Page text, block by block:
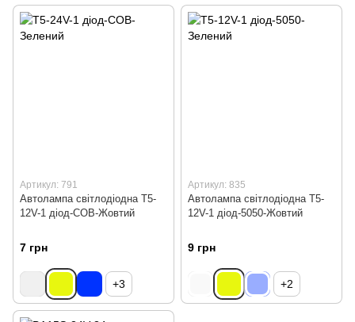
Артикул: 791
Автолампа світлодіодна Т5-
12V-1 діод-COB-Жовтий
7 грн
+3
Артикул: 835
Автолампа світлодіодна Т5-
12V-1 діод-5050-Жовтий
9 грн
+2